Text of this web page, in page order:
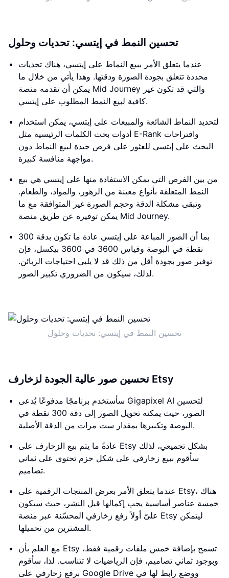
تحسين النمط في إيتسي: تحديات وحلول
عندما يتعلق الأمر ببيع النماط على إيتسي، هناك تحديات
محددة تتعلق بجودة الصورة ودقتها. وهذا يأتي من خلال ما
يمكن أن تقدمه منصة Mid Journey والتي قد تكون غير
كافية لبيع النمط المطلوب على إيتسي.
لتحديد النماط الشائعة والمبيعات على إيتسي، يمكن استخدام
أدوات بحث الكلمات الرئيسية مثل E-Rank واقتراحات
البحث على إيتسي للعثور على فرص جيدة لبيع النماط دون
مواجهة منافسة كبيرة.
من بين الفرص التي يمكن الاستفادة منها على إيتسي هي بيع
النمط المتعلقة بأنواع معينة من الزهور، والمواد، والطعام.
وتبقى مشكلة الدقة وحجم الصورة غير المتوافقة مع ما
يمكن توفيره عن طريق منصة Mid Journey.
بما أن الصور المباعة على إيتسي عادة ما تكون بدقة 300
نقطة في البوصة وقياس 3600 في 3600 بيكسل، فإن
توفير صور بجودة أقل من ذلك قد لا يلبي احتياجات الزبائن.
لذلك، سيكون من الضروري تكبير الصور.
تحسين النمط في إيتسي: تحديات وحلول
تحسين صور عالية الجودة لزخارف Etsy
سأستخدم برنامجًا مدفوعًا يُدعى Gigapixel AI لتحسين
الصور، حيث يمكنه تحويل الصور إلى دقة 300 نقطة في
البوصة وتكبيرها بمقدار ست مرات من الدقة الأصلية.
عادةً ما يتم بيع الزخارف على Etsy بشكل تجميعي، لذلك
سأقوم ببيع زخارفي على شكل حزم تحتوي على ثماني
تصاميم.
عندما يتعلق الأمر بعرض المنتجات الرقمية على Etsy، هناك
خمسة عناصر أساسية يجب إكمالها قبل النشر، حيث سيكون
علىّ أولاً رفع زخارفي المحسّنة عبر منصة Etsy ليتمكن
المشترين من تحميلها.
مع العلم بأن Etsy تسمح بإضافة خمس ملفات رقمية فقط،
وبوجود ثماني تصاميم، فإن الرياضيات لا تتناسب. لذا، سأقوم
برفع زخارفي على Google Drive ووضع رابط لها في